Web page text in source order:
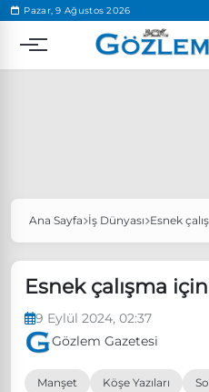
Pazar, 9 Ağustos 2026
Popüler Aramalar
Özgür Özel, Ekrem
Ünlü çift bir etkinliğe
Ana Sayfa İş Dünyası Esnek
Esnek çalışma
9 Eylül 2024, 02:37
Gözlem Gazetesi
Manşet Köşe Yazıları